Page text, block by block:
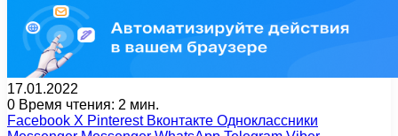
17.01.2022
0 Время чтения: 2 мин.
Facebook X Pinterest Вконтакте Одноклассники